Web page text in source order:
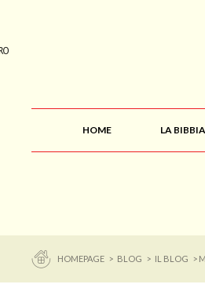
HOME LA BIBBIA
HOMEPAGE > BLOG > IL BLOG >